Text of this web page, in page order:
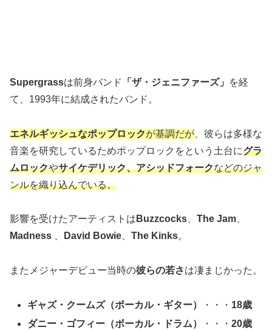
Supergrassは前身バンド 「ザ・ジェニファーズ」
を経
て、1993年に結成されたバンド。
エネルギッシュなポップロックが基調だが 、彼らは多様な
音楽を研究しているためポップロックをという土台にグラ
ムロックやサイケデリック、アシッドフォークなどのジャ
ンルを織り込んでいる。
影響を受けたアーティストは Buzzcocks、 The Jam、
Madness 、 David Bowie、 The Kinks。
またメジャーデビュー当時の彼らの若さは凄まじかった。
ギャズ・クームズ（ボーカル・ギター） ・・・ 18歳
ダニー・ゴフィー （ボーカル・ドラム） ・・・20歳